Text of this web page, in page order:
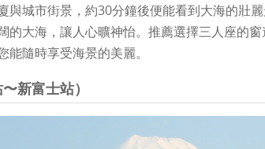
與城市街景，約30分鐘後便能看到大海的壯
的大海，讓人心曠神怡。推薦選擇三人座的
隨時享受海景的美麗。
新富士站）